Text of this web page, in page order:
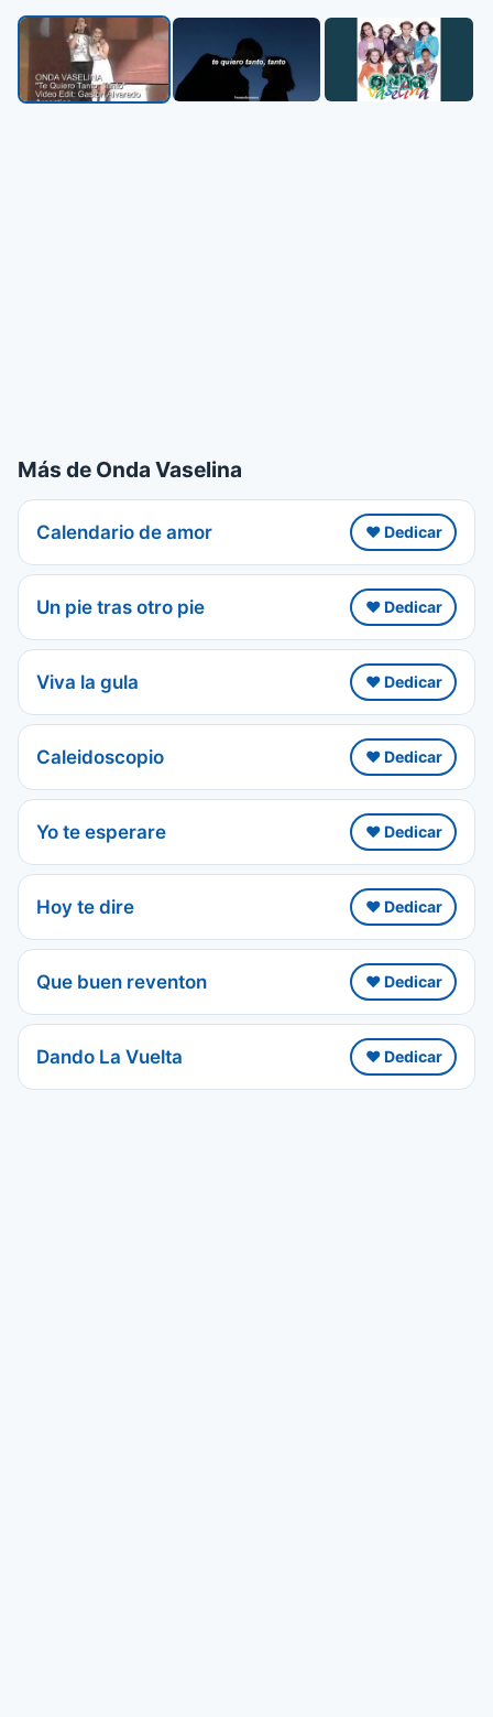
▶
Más de Onda Vaselina
Calendario de amor ❤️ Dedicar
Un pie tras otro pie ❤️ Dedicar
Viva la gula ❤️ Dedicar
Caleidoscopio ❤️ Dedicar
Yo te esperare ❤️ Dedicar
Hoy te dire ❤️ Dedicar
Que buen reventon ❤️ Dedicar
Dando La Vuelta ❤️ Dedicar